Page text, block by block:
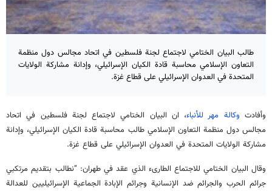
طالب البيان الختامي لاجتماع لجنة فلسطين في اتحاد مجالس دول منظمة
التعاون الإسلامي محاسبة قادة الكيان الإسرائيلي، وإدانة مشاركة الولايات
المتحدة في العدوان الإسرائيلي على قطاع غزة.
وأفادت وكالة مهر للأنباء، ان البيان الختامي لاجتماع لجنة فلسطين في اتحاد
مجالس دول منظمة التعاون الإسلامي طالب محاسبة قادة الكيان الإسرائيلي، وإدانة
مشاركة الولايات المتحدة في العدوان الإسرائيلي على قطاع غزة.
وقال البيان الختامي للاجتماع الطارىء الذي عقد في طهران: “نطالب بتقديم مرتكبي
جرائم الحرب والجرائم ضد الإنسانية وجرائم الإبادة الجماعية الإسرائيليين للعدالة